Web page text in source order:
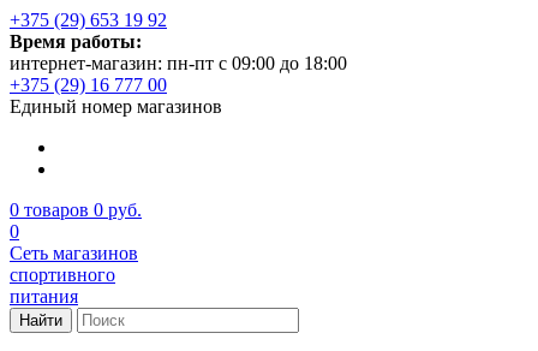
+375 (29) 653 19 92
Время работы:
интернет-магазин: пн-пт с 09:00 до 18:00
+375 (29) 16 777 00
Единый номер магазинов
0 товаров 0 руб.
0
Сеть магазинов
спортивного
питания
Найти